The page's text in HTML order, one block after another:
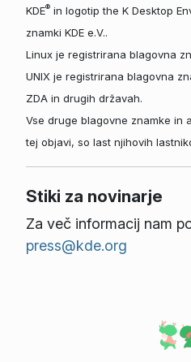
KDE®in logotip the K Desktop
znamki KDE e.V..
Linux je registrirana blagovna
UNIX je registrirana blagovna
ZDA in drugih državah.
Vse druge blagovne znamke in
tej objavi, so last njihovih
Stiki za novinarje
Za več informacij nam
press@kde.org